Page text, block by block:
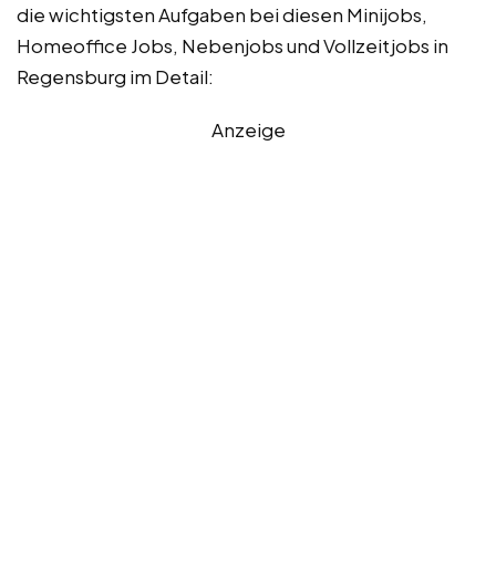
die wichtigsten Aufgaben bei diesen Minijobs,
Homeoffice Jobs, Nebenjobs und Vollzeitjobs in
Regensburg im Detail:
Anzeige